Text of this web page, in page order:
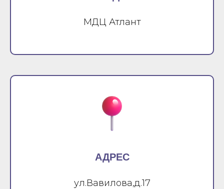
МДЦ Атлант
АДРЕС
ул.Вавилова,д.17